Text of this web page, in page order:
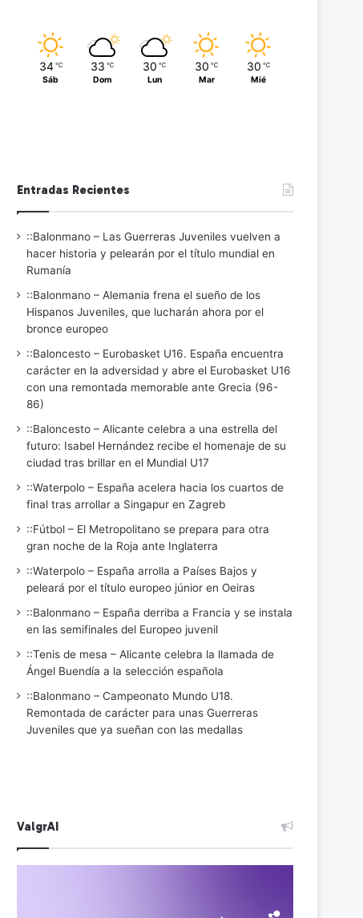
34 ℃
Sáb
33 ℃
Dom
30 ℃
Lun
30 ℃
Mar
30 ℃
Mié
Entradas Recientes
::Balonmano – Las Guerreras Juveniles vuelven a
hacer historia y pelearán por el título mundial en
Rumanía
::Balonmano – Alemania frena el sueño de los
Hispanos Juveniles, que lucharán ahora por el
bronce europeo
::Baloncesto – Eurobasket U16. España encuentra
carácter en la adversidad y abre el Eurobasket U16
con una remontada memorable ante Grecia (96-
86)
::Baloncesto – Alicante celebra a una estrella del
futuro: Isabel Hernández recibe el homenaje de su
ciudad tras brillar en el Mundial U17
::Waterpolo – España acelera hacia los cuartos de
final tras arrollar a Singapur en Zagreb
::Fútbol – El Metropolitano se prepara para otra
gran noche de la Roja ante Inglaterra
::Waterpolo – España arrolla a Países Bajos y
peleará por el título europeo júnior en Oeiras
::Balonmano – España derriba a Francia y se instala
en las semifinales del Europeo juvenil
::Tenis de mesa – Alicante celebra la llamada de
Ángel Buendía a la selección española
::Balonmano – Campeonato Mundo U18.
Remontada de carácter para unas Guerreras
Juveniles que ya sueñan con las medallas
ValgrAI